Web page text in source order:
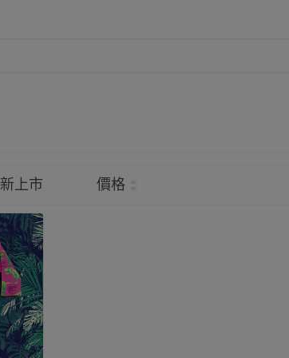
新上市 價格